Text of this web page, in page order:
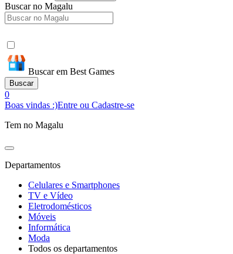
Buscar no Magalu
Buscar em Best Games
Buscar
0
Boas vindas :)Entre ou Cadastre-se
Tem no Magalu
Departamentos
Celulares e Smartphones
TV e Vídeo
Eletrodomésticos
Móveis
Informática
Moda
Todos os departamentos